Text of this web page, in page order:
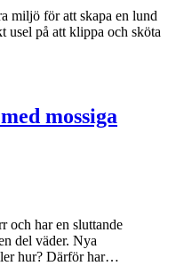
miljö för att skapa en lund
usel på att klippa och sköta
mossiga
och har en sluttande
del väder. Nya
hur? Därför har…